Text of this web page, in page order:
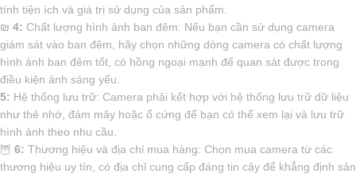
tính tiện ích và giá trị sử dụng của sản phẩm.
₪ 4: Chất lượng hình ảnh ban đêm: Nếu bạn cần sử dụng camera
giám sát vào ban đêm, hãy chọn những dòng camera có chất lượng
hình ảnh ban đêm tốt, có hồng ngoại mạnh để quan sát được trong
điều kiện ánh sáng yếu.
5: Hệ thống lưu trữ: Camera phải kết hợp với hệ thống lưu trữ dữ liệu
như thẻ nhớ, đám mây hoặc ổ cứng để bạn có thể xem lại và lưu trữ
hình ảnh theo nhu cầu.
🦉 6: Thương hiệu và địa chỉ mua hàng: Chọn mua camera từ các
thương hiệu uy tín, có địa chỉ cung cấp đáng tin cậy để khẳng định sản